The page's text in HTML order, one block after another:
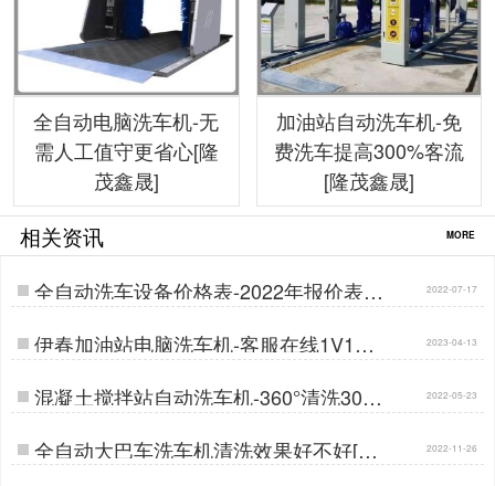
全自动电脑洗车机-无
需人工值守更省心[隆
茂鑫晟]
加油站自动洗车机-免
费洗车提高300%客流
[隆茂鑫晟]
相关资讯 MORE
全自动洗车设备价格表-2022年报价表在
线领取[隆茂鑫晟]…
2022-07-17
伊春加油站电脑洗车机-客服在线1V1服
务[隆茂鑫晟]…
2023-04-13
混凝土搅拌站自动洗车机-360°清洗30S
洁净出行[隆茂鑫晟]…
2022-05-23
全自动大巴车洗车机清洗效果好不好[隆
茂鑫晟]…
2022-11-26